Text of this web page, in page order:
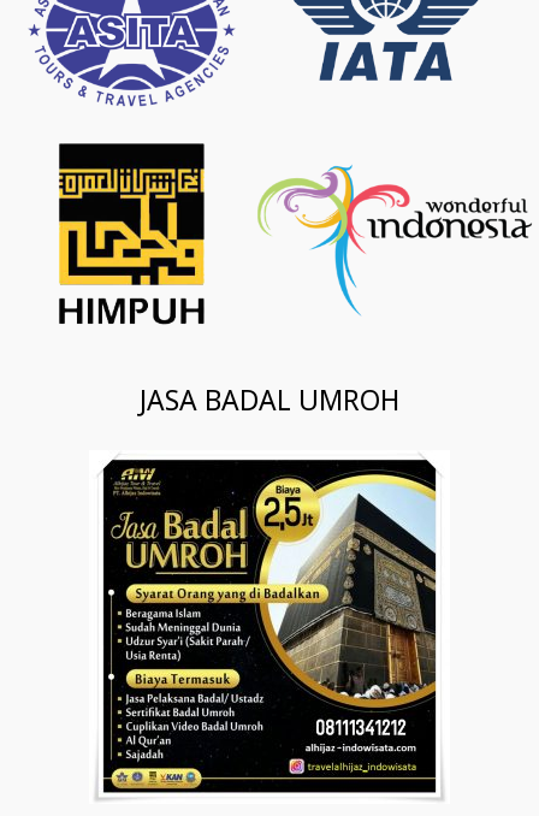
JASA BADAL UMROH